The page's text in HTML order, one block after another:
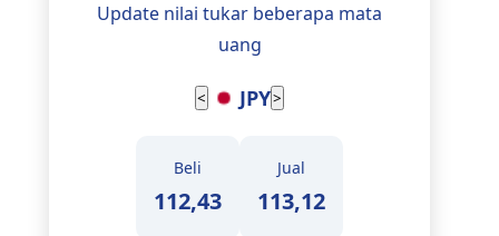
Update nilai tukar beberapa mata
uang
< AUD>
Beli
10.576,22
Jual
10.631,55